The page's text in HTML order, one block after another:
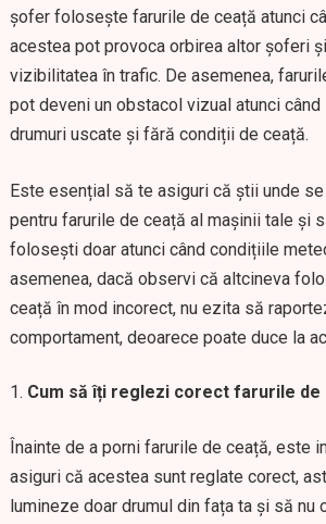
șofer folosește farurile de ceață atunci
acestea pot provoca orbirea altor șoferi
vizibilitatea în trafic. De asemenea,
pot deveni un obstacol vizual atunci
drumuri uscate și fără condiții de ceață.
Este esențial să te asiguri că știi unde
pentru farurile de ceață al mașinii tale și
folosești doar atunci când condițiile
asemenea, dacă observi că altcineva
ceață în mod incorect, nu ezita să
comportament, deoarece poate duce la
Cum să îți reglezi corect farurile de
Înainte de a porni farurile de ceață, este
asiguri că acestea sunt reglate corect,
lumineze doar drumul din fața ta și să nu